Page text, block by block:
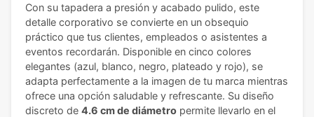
Con su tapadera a presión y acabado pulido, este
detalle corporativo se convierte en un obsequio
práctico que tus clientes, empleados o asistentes a
eventos recordarán. Disponible en cinco colores
elegantes (azul, blanco, negro, plateado y rojo), se
adapta perfectamente a la imagen de tu marca mientras
ofrece una opción saludable y refrescante. Su diseño
discreto de 4.6 cm de diámetro permite llevarlo en el